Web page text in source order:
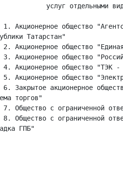
услуг отдельными
1. Акционерное общество
Татарстан"
2. Акционерное общество
3. Акционерное общество
4. Акционерное общество "ТЭК -
5. Акционерное общество
6. Закрытое акционерное
торгов"
7. Общество с ограниченной
8. Общество с ограниченной
ГПБ"